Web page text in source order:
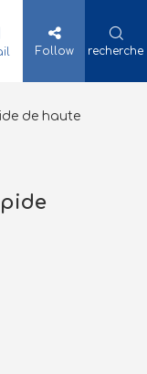
Follow recherche
de haute